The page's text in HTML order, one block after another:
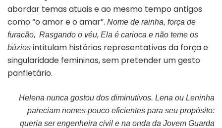
abordar temas atuais e ao mesmo tempo antigos
como “o amor e o amar”. Nome de rainha, força de
furacão, Rasgando o véu, Ela é carioca e não teme os
búzios intitulam histórias representativas da força e
singularidade femininas, sem pretender um gesto
panfletário.
Helena nunca gostou dos diminutivos. Lena ou Leninha
pareciam nomes pouco eficientes para seu propósito:
queria ser engenheira civil e na onda da Jovem Guarda